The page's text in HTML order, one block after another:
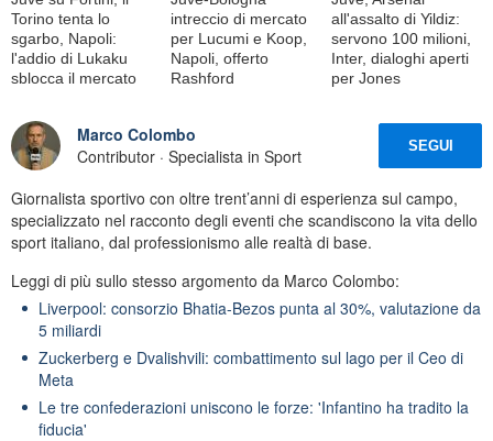
Torino tenta lo
sgarbo, Napoli:
l'addio di Lukaku
sblocca il mercato
intreccio di mercato
per Lucumi e Koop,
Napoli, offerto
Rashford
all'assalto di Yildiz:
servono 100 milioni,
Inter, dialoghi aperti
per Jones
Marco Colombo
Contributor · Specialista in Sport
SEGUI
Giornalista sportivo con oltre trent’anni di esperienza sul campo,
specializzato nel racconto degli eventi che scandiscono la vita dello
sport italiano, dal professionismo alle realtà di base.
Leggi di più sullo stesso argomento da Marco Colombo:
Liverpool: consorzio Bhatia-Bezos punta al 30%, valutazione da
5 miliardi
Zuckerberg e Dvalishvili: combattimento sul lago per il Ceo di
Meta
Le tre confederazioni uniscono le forze: 'Infantino ha tradito la
fiducia'